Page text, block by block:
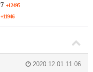
+12495
+11946
2020.12.01 11:06